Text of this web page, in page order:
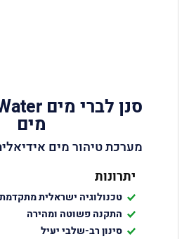
מים
מערכת טיהור מים
יתרונות
טכנולוגיה ישראלית מתקדמת
התקנה פשוטה ומהירה
סינון רב-שלבי יעיל